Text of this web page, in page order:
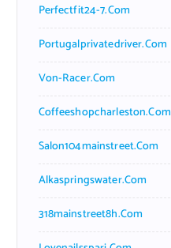
Perfectfit24-7.com
Portugalprivatedriver.com
Von-Racer.com
Coffeeshopcharleston.com
Salon104mainstreet.com
Alkaspringswater.com
318mainstreet8h.com